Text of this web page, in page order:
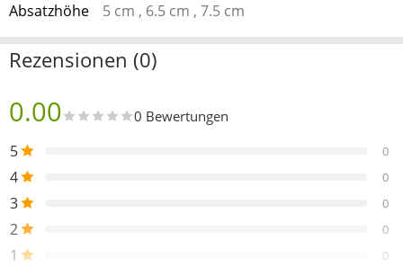
Absatzhöhe
5 cm , 6.5 cm , 7.5 cm
Rezensionen (0)
0.00 0 Bewertungen
5 0
4 0
3 0
2 0
1 0